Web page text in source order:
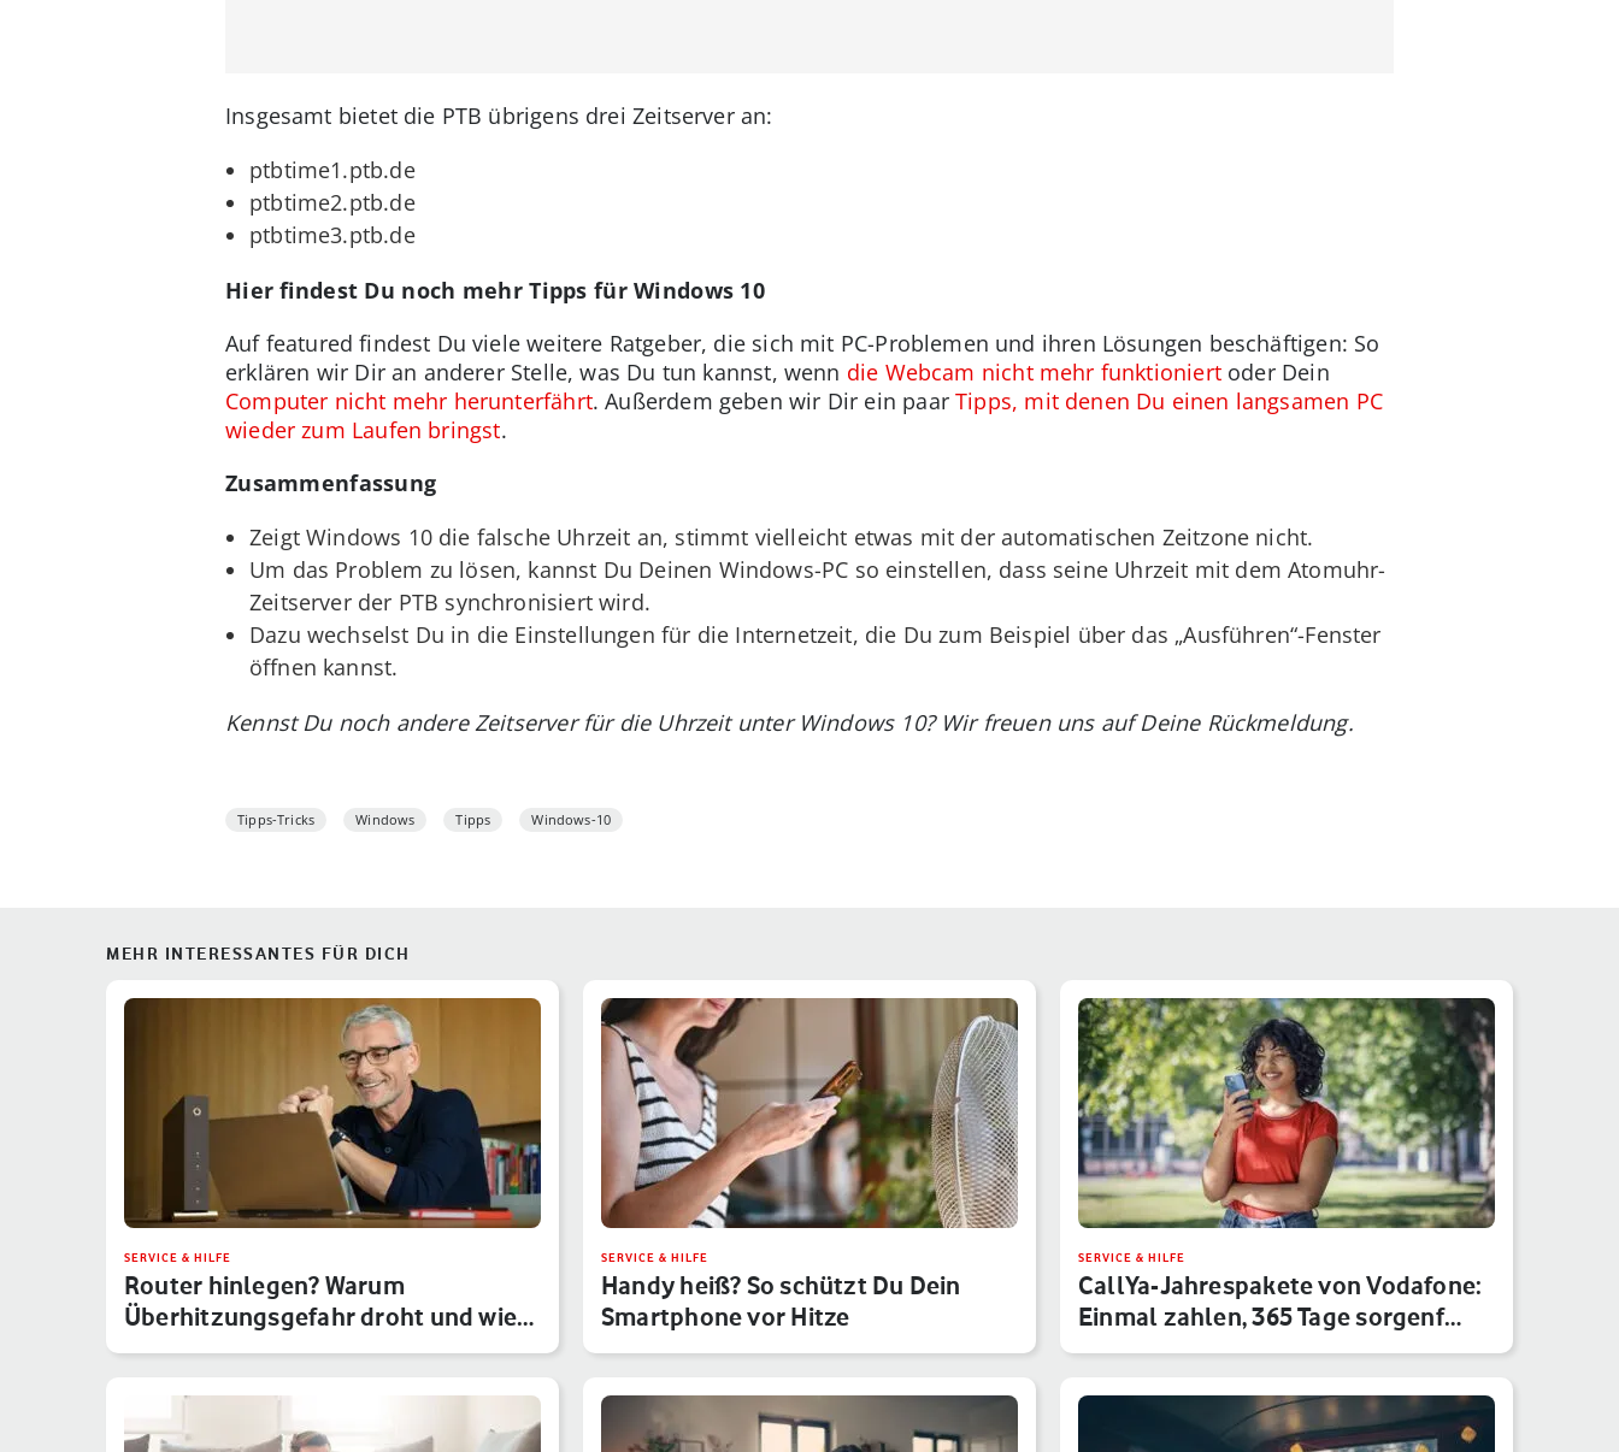
Insgesamt bietet die PTB übrigens drei Zeitserver an:
ptbtime1.ptb.de
ptbtime2.ptb.de
ptbtime3.ptb.de
Hier findest Du noch mehr Tipps für Windows 10
Auf featured findest Du viele weitere Ratgeber, die sich mit PC-Problemen und ihren Lösungen beschäftigen: So
erklären wir Dir an anderer Stelle, was Du tun kannst, wenn die Webcam nicht mehr funktioniertoder Dein
Computer nicht mehr herunterfährt. Außerdem geben wir Dir ein paarTipps, mit denen Du einen langsamen PC
wieder zum Laufen bringst.
Zusammenfassung
Zeigt Windows 10 die falsche Uhrzeit an, stimmt vielleicht etwas mit der automatischen Zeitzone nicht.
Um das Problem zu lösen, kannst Du Deinen Windows-PC so einstellen, dass seine Uhrzeit mit dem Atomuhr-
Zeitserver der PTB synchronisiert wird.
Dazu wechselst Du in die Einstellungen für die Internetzeit, die Du zum Beispiel über das „Ausführen“-Fenster
öffnen kannst.
Kennst Du noch andere Zeitserver für die Uhrzeit unter Windows 10? Wir freuen uns auf Deine Rückmeldung.
Tipps-Tricks Windows Tipps Windows-10
MEHR INTERESSANTES FÜR DICH
SERVICE & HILFE
Router hinlegen? Warum
Überhitzungsgefahr droht und wie
Du das um…
SERVICE & HILFE
Handy heiß? So schützt Du Dein
Smartphone vor Hitze
SERVICE & HILFE
CallYa-Jahrespakete von Vodafone:
Einmal zahlen, 365 Tage sorgenf…